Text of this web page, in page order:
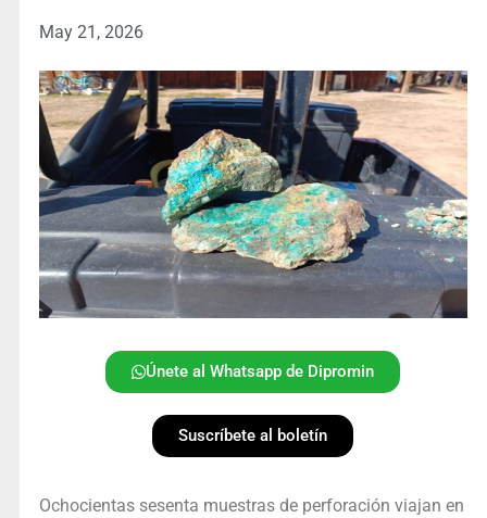
May 21, 2026
Únete al Whatsapp de Dipromin
Suscríbete al boletín
Ochocientas sesenta muestras de perforación viajan en